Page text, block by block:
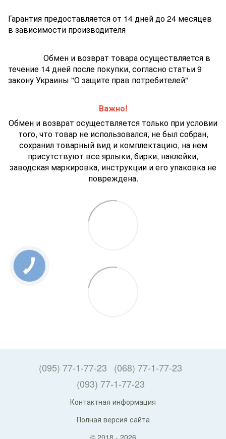
Гарантия предоставляется от 14 дней до 24 месяцев
в зависимости производителя
Обмен и возврат товара осуществляется в
течение 14 дней после покупки, согласно статьи 9
закону Украины "О защите прав потребителей"
Важно!
Обмен и возврат осуществляется только при условии
того, что товар не использовался, не был собран,
сохранил товарный вид и комплектацию, на нем
присутствуют все ярлыки, бирки, наклейки,
заводская маркировка, инструкции и его упаковка не
повреждена.
(095) 77-1-77-23
(068) 77-1-77-23
(093) 77-1-77-23
Контактная информация
Полная версия сайта